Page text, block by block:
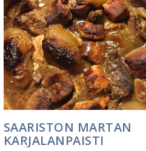
SAARISTON MARTAN
KARJALANPAISTI